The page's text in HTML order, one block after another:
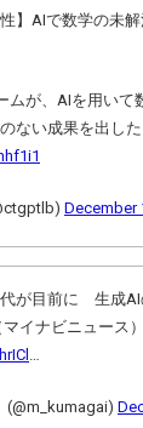
性】AIで数学の未
が、AIを用いて
ない成果を出した
December
が目前に 生成AI
イナビニュース
(@m_kumagai)